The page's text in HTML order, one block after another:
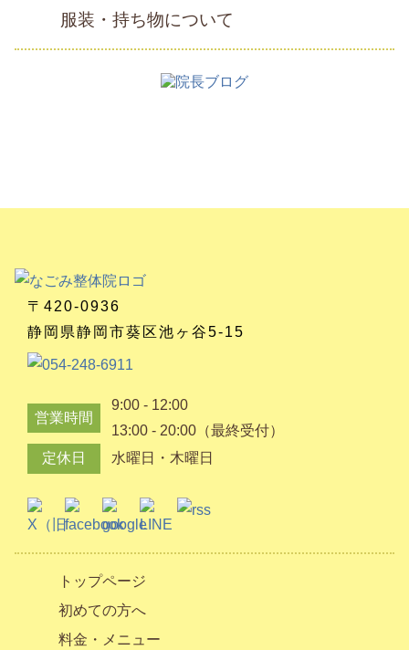
服装・持ち物について
〒420-0936
静岡県静岡市葵区池ヶ谷5-15
営業時間
9:00 - 12:00
13:00 - 20:00（最終受付）
定休日
水曜日・木曜日
トップページ
初めての方へ
料金・メニュー